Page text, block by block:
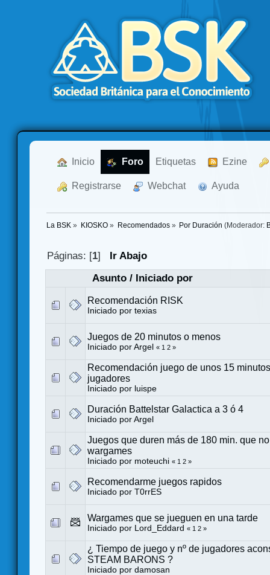
Inicio Foro Etiquetas Ezine
Registrarse Webchat Ayuda
La BSK » KIOSKO» Recomendados» Por Duración (Moderador:
Páginas: [1]
Ir Abajo
Asunto/ Iniciado por
Recomendación RISK
Iniciado por texias
Juegos de 20 minutos o menos
Iniciado por Argel « 1 2 »
Recomendación juego de unos 15
jugadores
Iniciado por luispe
Duración Battelstar Galactica a 3 ó 4
Iniciado por Argel
Juegos que duren más de 180 min. que
wargames
Iniciado por moteuchi « 1 2 »
Recomendarme juegos rapidos
Iniciado por T0rrES
Wargames que se jueguen en una tarde
Iniciado por Lord_Eddard « 1 2 »
¿ Tiempo de juego y nº de jugadores
STEAM BARONS ?
Iniciado por damosan